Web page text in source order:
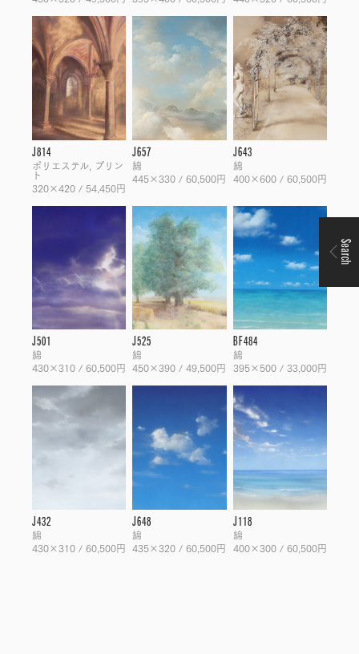
J814
ポリエステル, プリン
ト
320×420 / 54,450円
J657
綿
445×330 / 60,500円
J643
綿
400×600 / 60,500円
J501
綿
430×310 / 60,500円
J525
綿
450×390 / 49,500円
BF484
綿
395×500 / 33,000円
J432
綿
430×310 / 60,500円
J648
綿
435×320 / 60,500円
J118
綿
400×300 / 60,500円
Search